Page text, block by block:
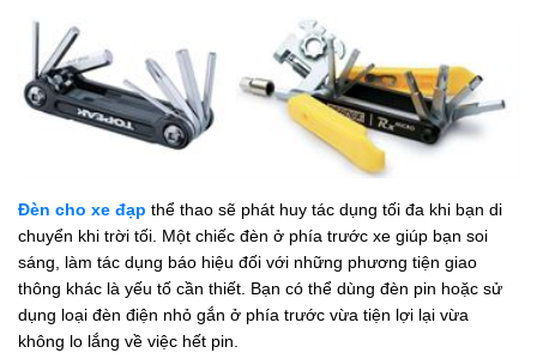
Đèn cho xe đạp thể thao sẽ phát huy tác dụng tối đa khi bạn di
chuyển khi trời tối. Một chiếc đèn ở phía trước xe giúp bạn soi
sáng, làm tác dụng báo hiệu đối với những phương tiện giao
thông khác là yếu tố cần thiết. Bạn có thể dùng đèn pin hoặc sử
dụng loại đèn điện nhỏ gắn ở phía trước vừa tiện lợi lại vừa
không lo lắng về việc hết pin.